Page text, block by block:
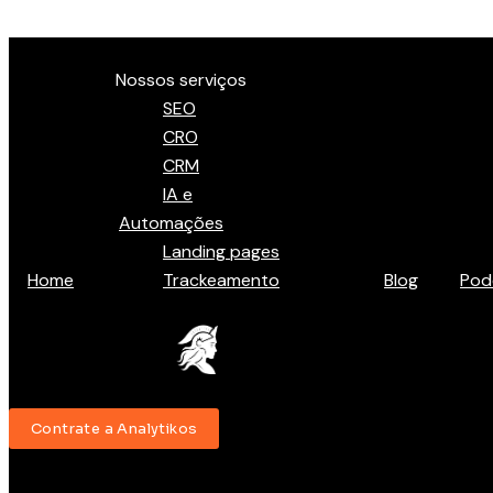
Home
Nossos serviços
SEO
CRO
CRM
IA e
Automações
Landing pages
Trackeamento
Blog
Contrate a Analytikos